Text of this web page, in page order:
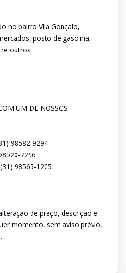
no bairro Vila Gonçalo,
posto de gasolina,
outros.
UM DE NOSSOS
98582-9294
7296
98565-1205
de preço, descrição e
momento, sem aviso prévio,